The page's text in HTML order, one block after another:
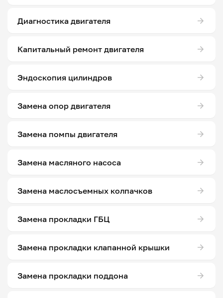
Диагностика двигателя
Капитальный ремонт двигателя
Эндоскопия цилиндров
Замена опор двигателя
Замена помпы двигателя
Замена масляного насоса
Замена маслосъемных колпачков
Замена прокладки ГБЦ
Замена прокладки клапанной крышки
Замена прокладки поддона